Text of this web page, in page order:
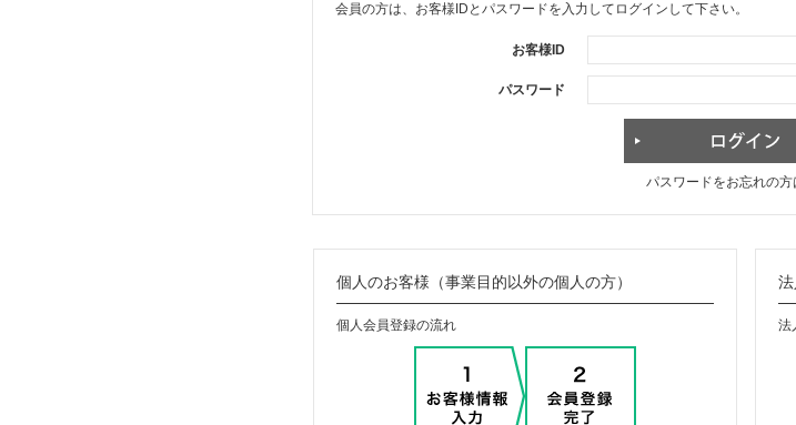
会員の方は、お客様IDとパスワードを入力してログインして下さい。
お客様ID
パスワード
パスワードをお忘れの方
個人のお客様（事業目的以外の個人の方）
個人会員登録の流れ 法